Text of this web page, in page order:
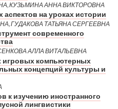
КУЗЬМИНА АННА ВИКТОРОВНА
аспектов на уроках истории
ГУДАКОВА ТАТЬЯНА СЕРГЕЕВНА
современного
АЛЛА ВИТАЛЬЕВНА
игровых компьютерных
концепций культуры и
к изучению иностранного
лингвистики